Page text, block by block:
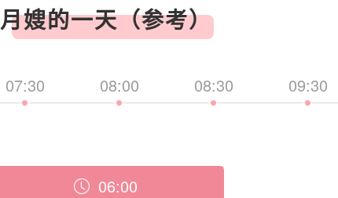
月嫂的一天（参考）
07:30 08:00 08:30 09:30
06:00